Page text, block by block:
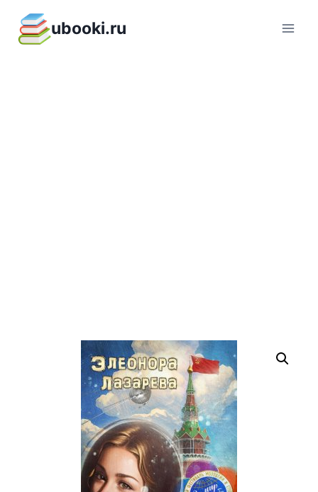
содержимому
ubooki.ru